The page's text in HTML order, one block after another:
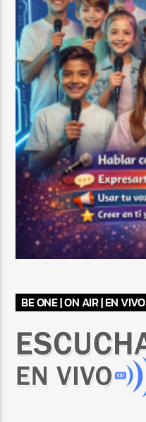
BE ONE | ON AIR | EN VIVO